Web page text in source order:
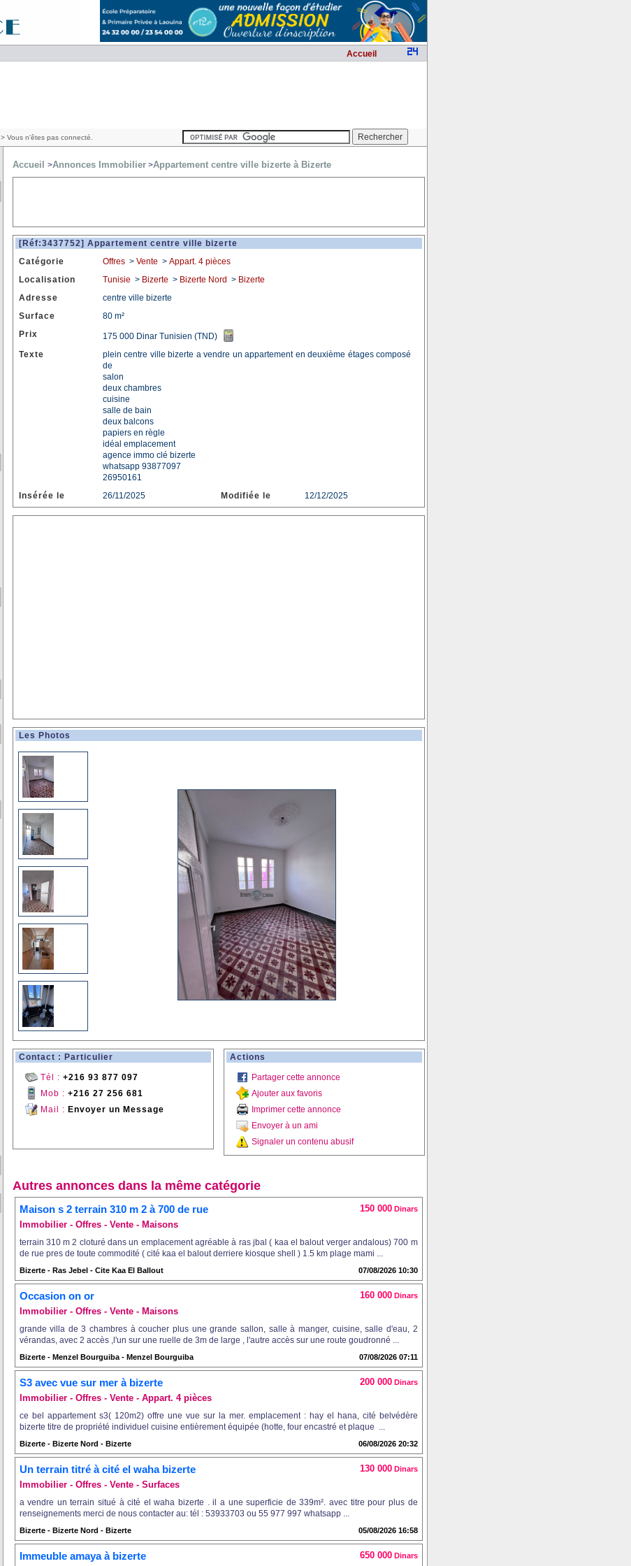
Accueil
> Vous n'êtes pas connecté.
Accueil >Annonces Immobilier>Appartement centre ville bizerte à Bizerte
[Réf:3437752] Appartement centre ville bizerte
Catégorie
Offres> Vente > Appart. 4 pièces
Localisation
Tunisie > Bizerte > Bizerte Nord > Bizerte
Adresse
centre ville bizerte
Surface
80 m²
Prix
175 000 Dinar Tunisien (TND)
Texte
plein centre ville bizerte a vendre un appartement en deuxième étages composé
de
salon
deux chambres
cuisine
salle de bain
deux balcons
papiers en règle
idéal emplacement
agence immo clé bizerte
whatsapp 93877097
26950161
Insérée le
26/11/2025 Modifiée le 12/12/2025
Les Photos
Contact : Particulier
Tél : +216 93 877 097
Mob : +216 27 256 681
Mail : Envoyer un Message
Actions
Partager cette annonce
Ajouter aux favoris
Imprimer cette annonce
Envoyer à un ami
Signaler un contenu abusif
Autres annonces dans la même catégorie
Maison s 2 terrain 310 m 2 à 700 de rue 150 000 Dinars
Immobilier - Offres - Vente - Maisons
terrain 310 m 2 cloturé dans un emplacement agréable à ras jbal ( kaa el balout verger andalous) 700 m
de rue pres de toute commodité ( cité kaa el balout derriere kiosque shell ) 1.5 km plage mami ...
Bizerte - Ras Jebel - Cite Kaa El Ballout 07/08/2026 10:30
Occasion on or 160 000 Dinars
Immobilier - Offres - Vente - Maisons
grande villa de 3 chambres à coucher plus une grande sallon, salle à manger, cuisine, salle d'eau, 2
vérandas, avec 2 accès ,l'un sur une ruelle de 3m de large , l'autre accès sur une route goudronné ...
Bizerte - Menzel Bourguiba - Menzel Bourguiba 07/08/2026 07:11
S3 avec vue sur mer à bizerte 200 000 Dinars
Immobilier - Offres - Vente - Appart. 4 pièces
ce bel appartement s3( 120m2) offre une vue sur la mer. emplacement : hay el hana, cité belvédère
bizerte titre de propriété individuel cuisine entièrement équipée (hotte, four encastré et plaque ...
Bizerte - Bizerte Nord - Bizerte 06/08/2026 20:32
Un terrain titré à cité el waha bizerte 130 000 Dinars
Immobilier - Offres - Vente - Surfaces
a vendre un terrain situé à cité el waha bizerte . il a une superficie de 339m². avec titre pour plus de
renseignements merci de nous contacter au: tél : 53933703 ou 55 977 997 whatsapp ...
Bizerte - Bizerte Nord - Bizerte 05/08/2026 16:58
Immeuble amaya à bizerte 650 000 Dinars